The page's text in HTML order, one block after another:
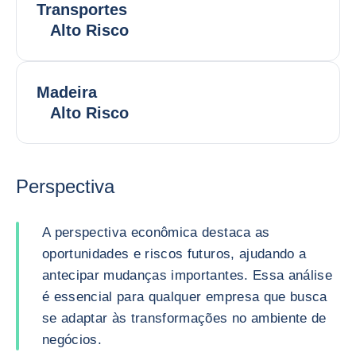
Transportes
Alto Risco
Madeira
Alto Risco
Perspectiva
A perspectiva econômica destaca as
oportunidades e riscos futuros, ajudando a
antecipar mudanças importantes. Essa análise
é essencial para qualquer empresa que busca
se adaptar às transformações no ambiente de
negócios.